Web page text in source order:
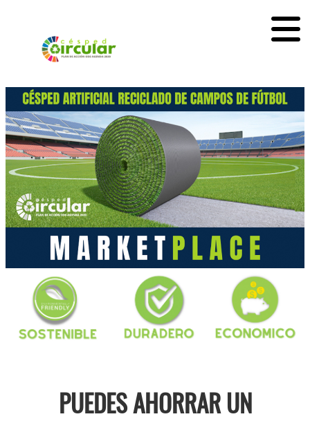
PUEDES AHORRAR UN